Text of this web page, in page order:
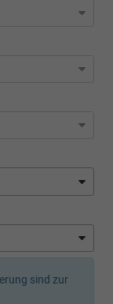
sind zur